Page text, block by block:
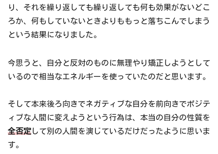
り、それを繰り返しても繰り返しても何も効果がないどこ
ろか、何もしていないときよりももっと落ちこんでしまう
という結果になりました。
今思うと、自分と反対のものに無理やり矯正しようとして
いるので相当なエネルギーを使っていたのだと思います。
そして本来後ろ向きでネガティブな自分を前向きでポジテ
ィブな人間に変えようという行為は、本当の自分の性質を
全否定して別の人間を演じているだけだったように思いま
す。